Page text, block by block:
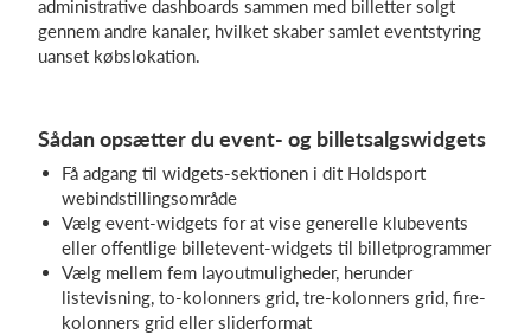
administrative dashboards sammen med billetter solgt
gennem andre kanaler, hvilket skaber samlet eventstyring
uanset købslokation.
Sådan opsætter du event- og billetsalgswidgets
Få adgang til widgets-sektionen i dit Holdsport
webindstillingsområde
Vælg event-widgets for at vise generelle klubevents
eller offentlige billetevent-widgets til billetprogrammer
Vælg mellem fem layoutmuligheder, herunder
listevisning, to-kolonners grid, tre-kolonners grid, fire-
kolonners grid eller sliderformat